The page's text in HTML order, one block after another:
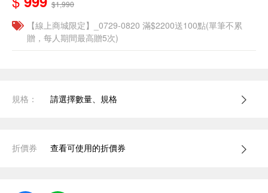
$1,990
【線上商城限定】_0729-0820 滿$2200送100點(單筆不累
贈，每人期間最高贈5次)
規格： 請選擇數量、規格
折價券 查看可使用的折價券